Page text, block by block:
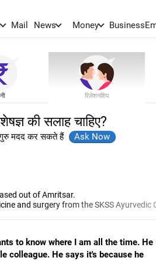
Mail News Money
रिलेशनशिप
की सलाह चाहिए?
गुरु मदद कर सकते हैं
out of Amritsar.
and surgery from the SKSS
teams at various levels.
Alagappa University, Tamil Nadu, and
to know where I am all the time. He
colleague. He says it's because he